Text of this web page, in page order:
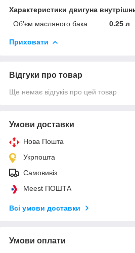
Характеристики двигуна
Об'єм масляного бака
0.25 л
Приховати
Відгуки про товар
Ще немає відгуків про цей товар
Умови доставки
Нова Пошта
Укрпошта
Самовивіз
Meest ПОШТА
Всі умови доставки
Умови оплати